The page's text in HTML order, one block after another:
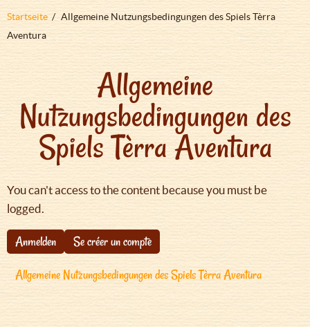
Pfadnavigation
Startseite
Allgemeine Nutzungsbedingungen des Spiels Tèrra
Aventura
Allgemeine
Nutzungsbedingungen des
Spiels Tèrra Aventura
You can't access to the content because you must be
logged.
Anmelden
Se créer un compte
Allgemeine Nutzungsbedingungen des Spiels Tèrra Aventura